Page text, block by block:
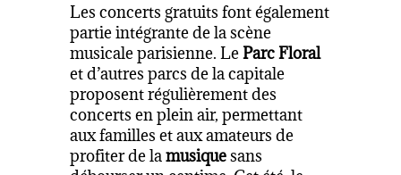
Les concerts gratuits font également
partie intégrante de la scène
musicale parisienne. LeParc Floral
et d’autres parcs de la capitale
proposent régulièrement des
concerts en plein air, permettant
aux familles et aux amateurs de
profiter de lamusiquesans